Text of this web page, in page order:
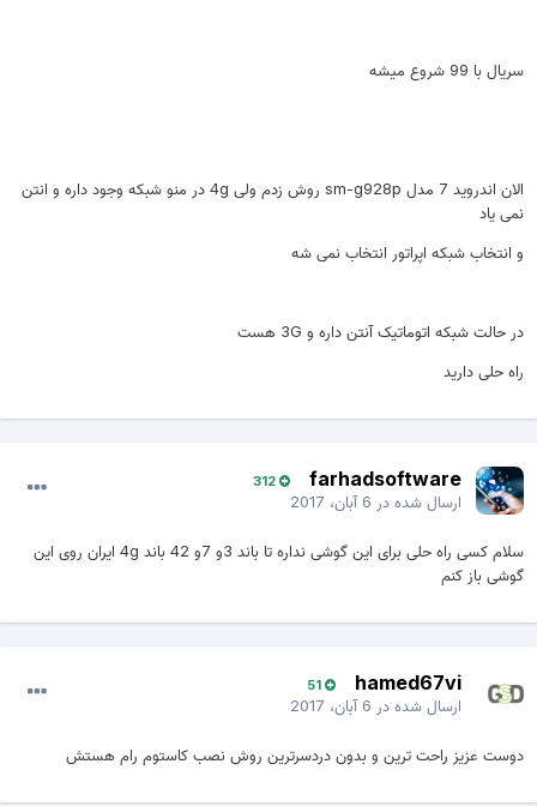
سریال با 99 شروع میشه
الان اندروید 7 مدل sm-g928p روش زدم ولی 4g در منو شبکه وجود داره و انتن
نمی یاد
و انتخاب شبکه اپراتور انتخاب نمی شه
در حالت شبکه اتوماتیک آنتن داره و 3G هست
راه حلی دارید
farhadsoftware
312
ارسال شده در6 آبان، 2017
سلام کسی راه حلی برای این گوشی نداره تا باند 3و 7و 42 باند 4g ایران روی این
گوشی باز کنم
hamed67vi
51
ارسال شده در6 آبان، 2017
دوست عزیز راحت ترین و بدون دردسرترین روش نصب کاستوم رام هستش